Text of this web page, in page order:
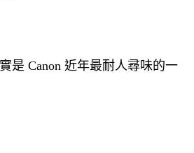
是 Canon 近年最耐人尋味的一